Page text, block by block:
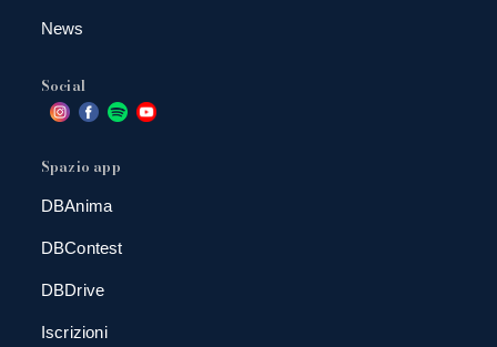
News
Social
Spazio app
DBAnima
DBContest
DBDrive
Iscrizioni